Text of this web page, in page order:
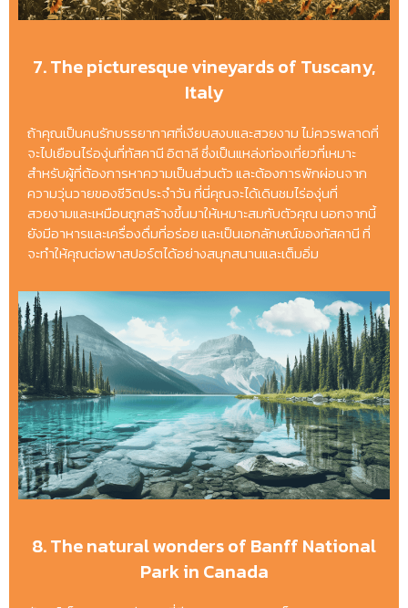
7. The picturesque vineyards of Tuscany,
Italy
ถ้าคุณเป็นคนรักบรรยากาศที่เงียบสงบและสวยงาม ไม่ควรพลาดที่
จะไปเยือนไร่องุ่นที่ทัสคานี อิตาลี ซึ่งเป็นแหล่งท่องเที่ยวที่เหมาะ
สำหรับผู้ที่ต้องการหาความเป็นส่วนตัว และต้องการพักผ่อนจาก
ความวุ่นวายของชีวิตประจำวัน ที่นี่คุณจะได้เดินชมไร่องุ่นที่
สวยงามและเหมือนถูกสร้างขึ้นมาให้เหมาะสมกับตัวคุณ นอกจากนี้
ยังมีอาหารและเครื่องดื่มที่อร่อย และเป็นเอกลักษณ์ของทัสคานี ที่
จะทำให้คุณต่อพาสปอร์ตได้อย่างสนุกสนานและเต็มอิ่ม
8. The natural wonders of Banff National
Park in Canada